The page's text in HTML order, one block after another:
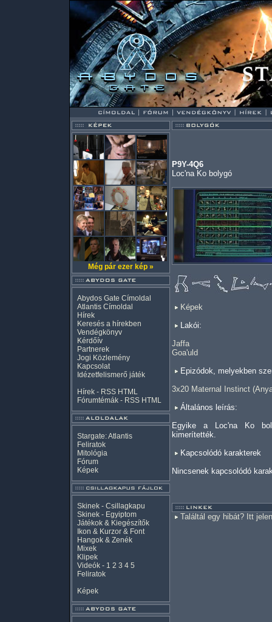
Még pár ezer kép »
Abydos Gate Címoldal
Atlantis Címoldal
Hírek
Keresés a hírekben
Vendégkönyv
Kérdőív
Partnerek
Jogi Közlemény
Kapcsolat
Idézetfelismerő játék
Hírek - RSS HTML
Fórumtémák - RSS HTML
Stargate: Atlantis
Feliratok
Mitológia
Fórum
Képek
Skinek - Csillagkapu
Skinek - Egyiptom
Játékok & Kiegészítők
Ikon & Kurzor & Font
Hangok & Zenék
Mixek
Klipek
Videók - 1 2 3 4 5
Feliratok
Képek
P9Y-4Q6
Loc'na Ko bolygó
Képek
Lakói:
Jaffa
Goa'uld
Epizódok, melyekben
3x20 Maternal Instinct
Általános leírás:
Egyike a Loc'na Ko
kimerítették.
Kapcsolódó karakterek
Nincsenek kapcsolódó
Találtál egy hibát? Itt